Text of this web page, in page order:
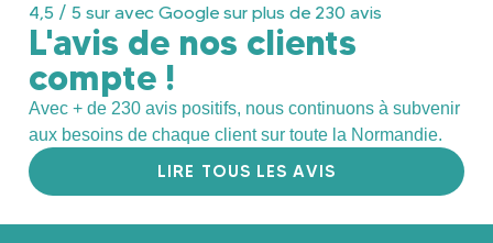
4,5 / 5 sur avec Google sur plus de 230 avis
L'avis de nos clients
compte !
Avec + de 230 avis positifs, nous continuons à subvenir
aux besoins de chaque client sur toute la Normandie.
LIRE TOUS LES AVIS